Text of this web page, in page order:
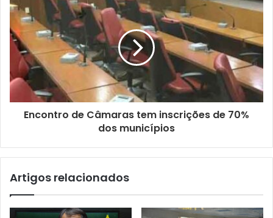
e
a
Encontro de Câmaras tem inscrições de 70%
dos municípios
Artigos relacionados